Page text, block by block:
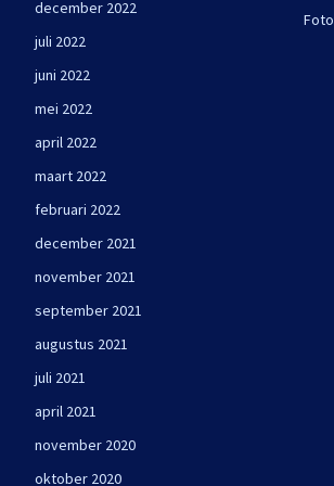
december 2022
juli 2022
juni 2022
mei 2022
april 2022
maart 2022
februari 2022
december 2021
november 2021
september 2021
augustus 2021
juli 2021
april 2021
november 2020
oktober 2020